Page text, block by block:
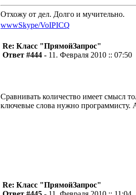
Отхожу от дел. Долго и мучительно.
wwwSkype/VoIPICQ
Re: Класс "ПрямойЗапрос"
Ответ #444 - 11. Февраля 2010 :: 07:50
Сравнивать количество имеет смысл
ключевые слова нужно программисту.
Re: Класс "ПрямойЗапрос"